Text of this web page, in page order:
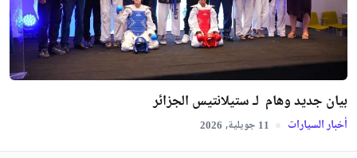
بيان جديد وهام لـ ستيلانتيس الجزائر
أخبار السيارات 11 جويلية, 2026